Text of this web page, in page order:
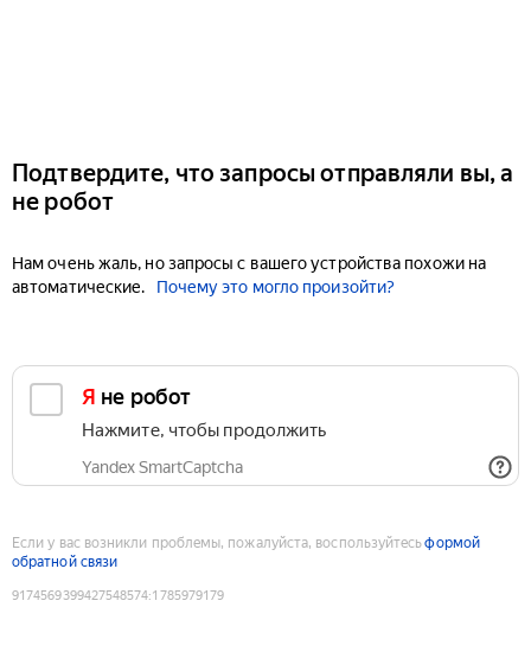
Подтвердите, что запросы отправляли вы, а
не робот
Нам очень жаль, но запросы с вашего устройства похожи на
автоматические.
Почему это могло произойти?
Я не робот
Нажмите, чтобы продолжить
Yandex SmartCaptcha
Если у вас возникли проблемы, пожалуйста, воспользуйтесьформой
обратной связи
9174569399427548574:1785979179